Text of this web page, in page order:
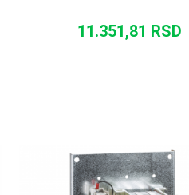
11.351,81 RSD